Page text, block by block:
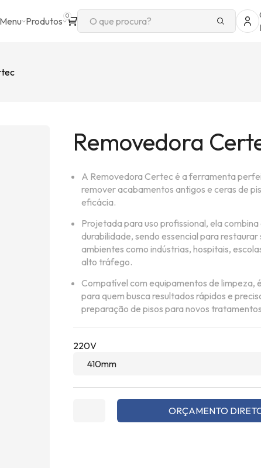
Menu Produtos 0
Removedora
A Removedora Certec é a ferramenta
remover acabamentos antigos e ceras de
eficácia.
Projetada para uso profissional, ela
durabilidade, sendo essencial para restaurar
ambientes como indústrias, hospitais,
alto tráfego.
Compatível com equipamentos de limpeza,
para quem busca resultados rápidos e
preparação de pisos para novos
220V
ORÇAMENTO